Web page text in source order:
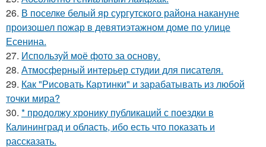
26. В поселке белый яр сургутского района накануне
произошел пожар в девятиэтажном доме по улице
Есенина.
27. Используй моё фото за основу.
28. Атмосферный интерьер студии для писателя.
29. Как "Рисовать Картинки" и зарабатывать из любой
точки мира?
30. * продолжу хронику публикаций с поездки в
Калининград и область, ибо есть что показать и
рассказать.